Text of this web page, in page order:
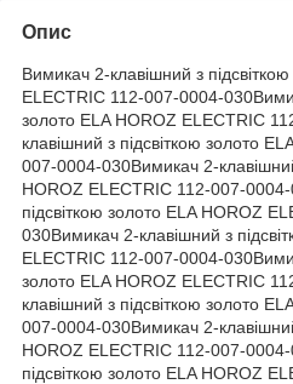
Опис
Вимикач 2-клавішний з
ELECTRIC 112-007-0004-
золото ELA HOROZ ELECTRIC
клавішний з підсвіткою золото
007-0004-030Вимикач 2-
HOROZ ELECTRIC 112-007-
підсвіткою золото ELA HOROZ
030Вимикач 2-клавішний з
ELECTRIC 112-007-0004-
золото ELA HOROZ ELECTRIC
клавішний з підсвіткою золото
007-0004-030Вимикач 2-
HOROZ ELECTRIC 112-007-
підсвіткою золото ELA HOROZ